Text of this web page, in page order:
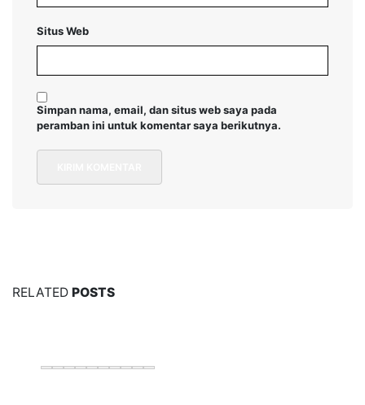
Situs Web
Simpan nama, email, dan situs web saya pada
peramban ini untuk komentar saya berikutnya.
RELATED POSTS